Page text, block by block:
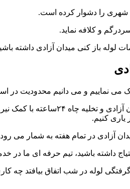
شهری را دشوار کرده است.
و کلافه نماید.
لوله باز کنی میدان آزادی داشته
می نماییم و می دانیم محدودیت
برای همین با فراهم
یاری کنیم.
آزادی در تمام هفته به شمار می
داشته باشید، تیم حرفه ای ما در
لوله در شب اتفاق بیافتد چه